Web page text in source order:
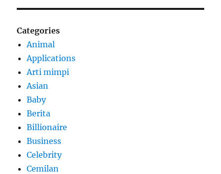
Categories
Animal
Applications
Arti mimpi
Asian
Baby
Berita
Billionaire
Business
Celebrity
Cemilan